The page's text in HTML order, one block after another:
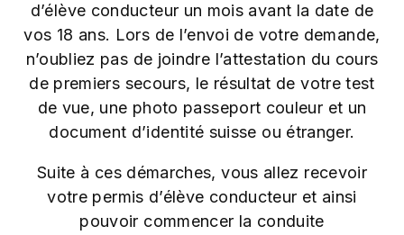
d’élève conducteur un mois avant la date de
vos 18 ans. Lors de l’envoi de votre demande,
n’oubliez pas de joindre l’attestation du cours
de premiers secours, le résultat de votre test
de vue, une photo passeport couleur et un
document d’identité suisse ou étranger.
Suite à ces démarches, vous allez recevoir
votre permis d’élève conducteur et ainsi
pouvoir commencer la conduite